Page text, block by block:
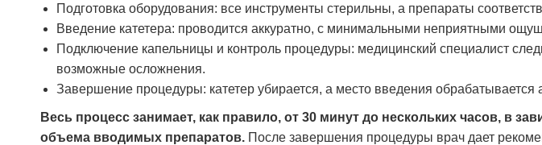
Подготовка оборудования: все инструменты стерильны, а препараты
Введение катетера: проводится аккуратно, с минимальными неприятными
Подключение капельницы и контроль процедуры: медицинский специалист
возможные осложнения.
Завершение процедуры: катетер убирается, а место введения обрабатывается
Весь процесс занимает, как правило, от 30 минут до нескольких часов, в
объема вводимых препаратов. После завершения процедуры врач дает